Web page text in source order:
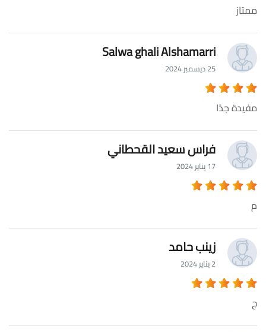
ممتاز
Salwa ghali Alshamarri
25 ديسمبر 2024
مفيدة جدًا
فراس سعيد القحطاني
17 يناير 2024
م
زينب حامد
2 يناير 2024
ج